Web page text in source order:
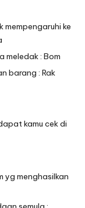
mempengaruhi ke
meledak : Bom
barang : Rak
kamu cek di
yg menghasilkan